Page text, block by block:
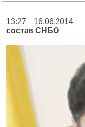
13:27 16.06.2014
состав СНБО